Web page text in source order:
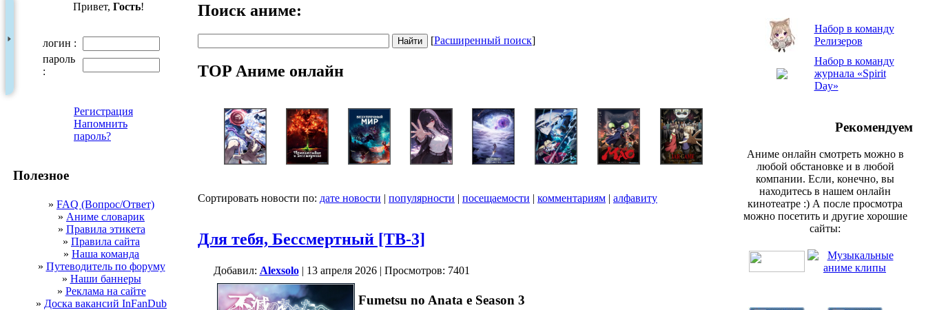
Привет, Гость!
логин :
пароль
:
Регистрация
Напомнить
пароль?
Полезное
» FAQ (Вопрос/Ответ)
» Аниме словарик
» Правила этикета
» Правила сайта
» Наша команда
» Путеводитель по форуму
» Наши баннеры
» Реклама на сайте
» Доска вакансий InFanDub
Поиск аниме:
[Расширенный поиск]
TOP Аниме онлайн
Сортировать новости по: дате новости | популярности | посещаемости | комментариям | алфавиту
Для тебя, Бессмертный [ТВ-3]
Добавил: Alexsolo| 13 апреля 2026 | Просмотров: 7401
Fumetsu no Anata e Season 3
Набор в команду
Релизеров
Набор в команду
журнала «Spirit
Day»
Рекомендуем
Аниме онлайн смотреть можно в
любой обстановке и в любой
компании. Если, конечно, вы
находитесь в нашем онлайн
кинотеатре :) А после просмотра
можно посетить и другие хорошие
сайты: